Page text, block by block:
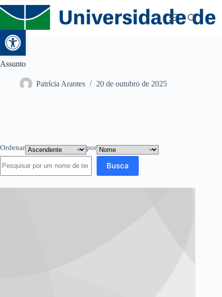
Abrir a barra de ferramentas
Assunto
Patrícia Arantes 20 de outubro de 2025
Ordenar por
Busca